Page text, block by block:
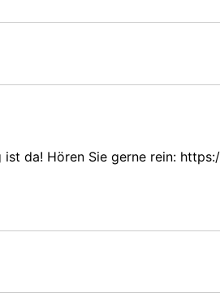
ist da! Hören Sie gerne rein: